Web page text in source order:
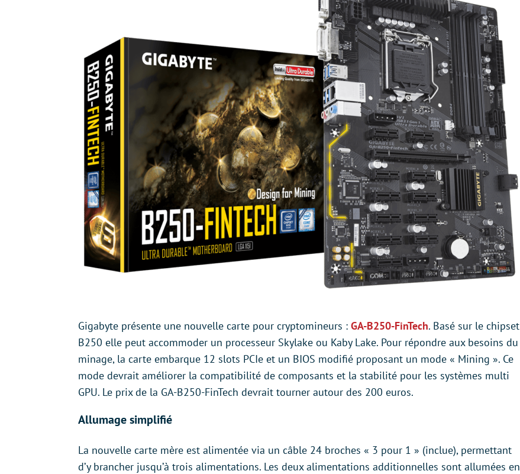
Gigabyte présente une nouvelle carte pour cryptomineurs : GA-B250-FinTech. Basé sur le chipset
B250 elle peut accommoder un processeur Skylake ou Kaby Lake. Pour répondre aux besoins du
minage, la carte embarque 12 slots PCIe et un BIOS modifié proposant un mode « Mining ». Ce
mode devrait améliorer la compatibilité de composants et la stabilité pour les systèmes multi
GPU. Le prix de la GA-B250-FinTech devrait tourner autour des 200 euros.
Allumage simplifié
La nouvelle carte mère est alimentée via un câble 24 broches « 3 pour 1 » (inclue), permettant
d’y brancher jusqu’à trois alimentations. Les deux alimentations additionnelles sont allumées en